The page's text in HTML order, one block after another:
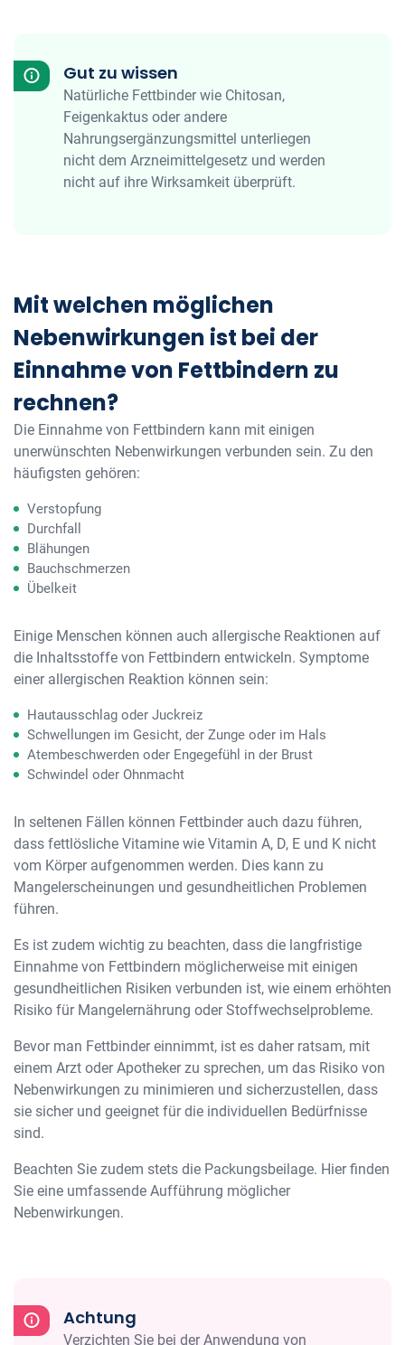
Gut zu wissen
Natürliche Fettbinder wie Chitosan,
Feigenkaktus oder andere
Nahrungsergänzungsmittel unterliegen
nicht dem Arzneimittelgesetz und werden
nicht auf ihre Wirksamkeit überprüft.
Mit welchen möglichen
Nebenwirkungen ist bei der
Einnahme von Fettbindern zu
rechnen?
Die Einnahme von Fettbindern kann mit einigen
unerwünschten Nebenwirkungen verbunden sein. Zu den
häufigsten gehören:
Verstopfung
Durchfall
Blähungen
Bauchschmerzen
Übelkeit
Einige Menschen können auch allergische Reaktionen auf
die Inhaltsstoffe von Fettbindern entwickeln. Symptome
einer allergischen Reaktion können sein:
Hautausschlag oder Juckreiz
Schwellungen im Gesicht, der Zunge oder im Hals
Atembeschwerden oder Engegefühl in der Brust
Schwindel oder Ohnmacht
In seltenen Fällen können Fettbinder auch dazu führen,
dass fettlösliche Vitamine wie Vitamin A, D, E und K nicht
vom Körper aufgenommen werden. Dies kann zu
Mangelerscheinungen und gesundheitlichen Problemen
führen.
Es ist zudem wichtig zu beachten, dass die langfristige
Einnahme von Fettbindern möglicherweise mit einigen
gesundheitlichen Risiken verbunden ist, wie einem erhöhten
Risiko für Mangelernährung oder Stoffwechselprobleme.
Bevor man Fettbinder einnimmt, ist es daher ratsam, mit
einem Arzt oder Apotheker zu sprechen, um das Risiko von
Nebenwirkungen zu minimieren und sicherzustellen, dass
sie sicher und geeignet für die individuellen Bedürfnisse
sind.
Beachten Sie zudem stets die Packungsbeilage. Hier finden
Sie eine umfassende Aufführung möglicher
Nebenwirkungen.
Achtung
Verzichten Sie bei der Anwendung von